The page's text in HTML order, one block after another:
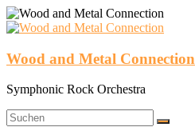
Zum
Inhalt
Wood and Metal Connection
Symphonic Rock Orchestra